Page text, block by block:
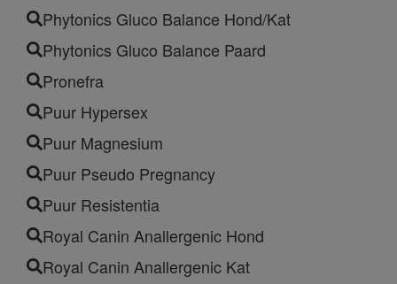
Phytonics Gluco Balance Hond/Kat
Phytonics Gluco Balance Paard
Pronefra
Puur Hypersex
Puur Magnesium
Puur Pseudo Pregnancy
Puur Resistentia
Royal Canin Anallergenic Hond
Royal Canin Anallergenic Kat